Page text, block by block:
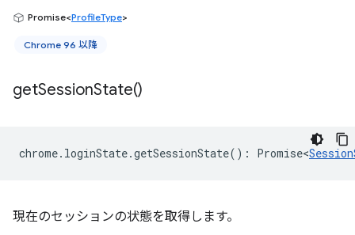
Promise<ProfileType>
Chrome 96 以降
getSessionState()
chrome. loginState.getSessionState() : Promise<
現在のセッションの状態を取得します。